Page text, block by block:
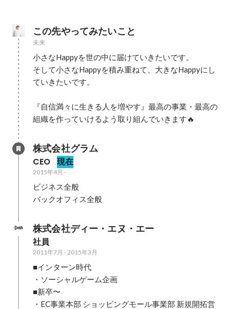
この先やってみたいこと
未来
小さなHappyを世の中に届けていきたいです。
そして小さなHappyを積み重ねて、大きなHappyにし
ていきたいです。
『自信満々に生きる人を増やす』最高の事業・最高の
組織を作っていけるよう取り組んでいきます🔥
株式会社グラム
CEO 現在
2015年4月 -
ビジネス全般
バックオフィス全般
株式会社ディー・エヌ・エー
社員
2011年7月 - 2015年3月
■インターン時代
・ソーシャルゲーム企画
■新卒〜
・EC事業本部 ショッピングモール事業部 新規開拓営